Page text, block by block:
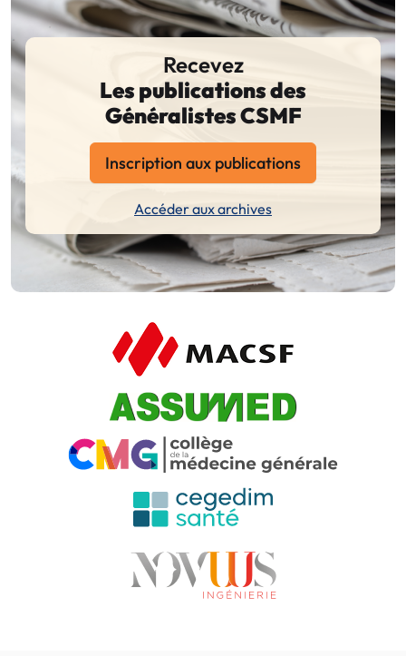
Recevez
Les publications des
Généralistes CSMF
Inscription aux publications
Accéder aux archives